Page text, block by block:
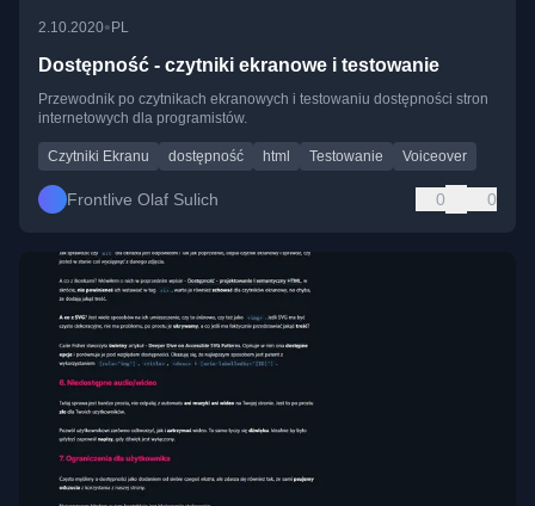
2.10.2020•PL
Dostępność - czytniki ekranowe i testowanie
Przewodnik po czytnikach ekranowych i testowaniu dostępności stron
internetowych dla programistów.
Czytniki Ekranu dostępność html Testowanie Voiceover
Frontlive Olaf Sulich 0 0